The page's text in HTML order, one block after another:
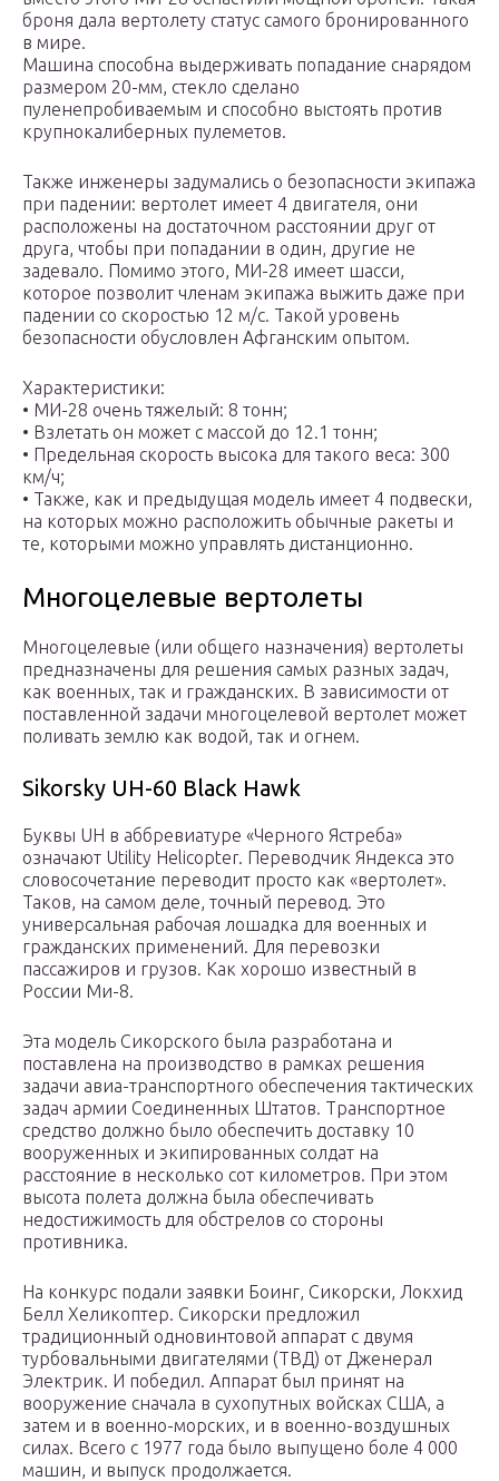
броня дала вертолету статус самого бронированного
в мире.
Машина способна выдерживать попадание снарядом
размером 20-мм, стекло сделано
пуленепробиваемым и способно выстоять против
крупнокалиберных пулеметов.
Также инженеры задумались о безопасности экипажа
при падении: вертолет имеет 4 двигателя, они
расположены на достаточном расстоянии друг от
друга, чтобы при попадании в один, другие не
задевало. Помимо этого, МИ-28 имеет шасси,
которое позволит членам экипажа выжить даже при
падении со скоростью 12 м/с. Такой уровень
безопасности обусловлен Афганским опытом.
Характеристики:
• МИ-28 очень тяжелый: 8 тонн;
• Взлетать он может с массой до 12.1 тонн;
• Предельная скорость высока для такого веса: 300
км/ч;
• Также, как и предыдущая модель имеет 4 подвески,
на которых можно расположить обычные ракеты и
те, которыми можно управлять дистанционно.
Многоцелевые вертолеты
Многоцелевые (или общего назначения) вертолеты
предназначены для решения самых разных задач,
как военных, так и гражданских. В зависимости от
поставленной задачи многоцелевой вертолет может
поливать землю как водой, так и огнем.
Sikorsky UH-60 Black Hawk
Буквы UH в аббревиатуре «Черного Ястреба»
означают Utility Helicopter. Переводчик Яндекса это
словосочетание переводит просто как «вертолет».
Таков, на самом деле, точный перевод. Это
универсальная рабочая лошадка для военных и
гражданских применений. Для перевозки
пассажиров и грузов. Как хорошо известный в
России Ми-8.
Эта модель Сикорского была разработана и
поставлена на производство в рамках решения
задачи авиа-транспортного обеспечения тактических
задач армии Соединенных Штатов. Транспортное
средство должно было обеспечить доставку 10
вооруженных и экипированных солдат на
расстояние в несколько сот километров. При этом
высота полета должна была обеспечивать
недостижимость для обстрелов со стороны
противника.
На конкурс подали заявки Боинг, Сикорски, Локхид
Белл Хеликоптер. Сикорски предложил
традиционный одновинтовой аппарат с двумя
турбовальными двигателями (ТВД) от Дженерал
Электрик. И победил. Аппарат был принят на
вооружение сначала в сухопутных войсках США, а
затем и в военно-морских, и в военно-воздушных
силах. Всего с 1977 года было выпущено боле 4 000
машин, и выпуск продолжается.